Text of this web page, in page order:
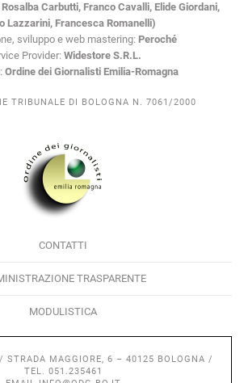
Carbutti, Franco Cavalli, Elide Giordani,
Lazzarini, Francesca Romanelli)
sviluppo e web mastering: Peroché
Provider: Widestore S.R.L.
Ordine dei Giornalisti Emilia-Romagna
TRIBUNALE DI BOLOGNA N. 7061/2000
CONTATTI
TRASPARENTE
MODULISTICA
STRADA MAGGIORE, 6 – 40125 BOLOGNA /
TEL. 051.235461